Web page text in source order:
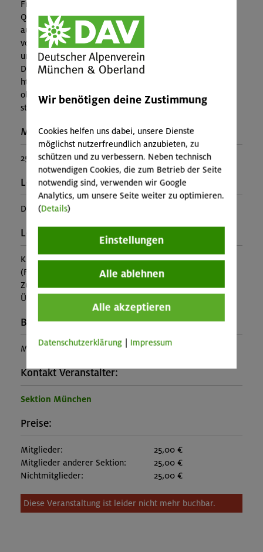
Freimann. Registrierungsschluss: 9:00 Uhr Start der
Qualifikation: ca. 9:30 Uhr Das Reglement befindet sich
auf der Website. Bitte registrieren Sie sich einmalig
vor Wettkampfbeginn für die Kletterverbundanlagen
unter www.verbundklettern.de/registrierung Weitere
Details gibts auf unserer Website:
https://www.alpenverein-muenchen-
oberland.de/events/oberlandcup/muenchner-
stadtmeisterschaft
Maximale Teilnehmerzahl:
25
Leiter*in:
DAV Veranstaltungsleiter
Leistung:
Kursleitung
(Falls nicht in den Leistungen inbegriffen, fallen
Zusatzkosten für z.B. An- und Abreise, Verpflegung,
Übernachtung oder Skipass an.)
Buchungscode:
MUC-26-1298
Kontakt Veranstalter:
Sektion München
Preise:
Mitglieder:
25,00 €
Mitglieder anderer Sektion:
25,00 €
Nichtmitglieder:
25,00 €
Diese Veranstaltung ist leider nicht mehr buchbar.
Wir benötigen deine Zustimmung
Cookies helfen uns dabei, unsere Dienste
möglichst nutzerfreundlich anzubieten, zu
schützen und zu verbessern. Neben technisch
notwendigen Cookies, die zum Betrieb der Seite
notwendig sind, verwenden wir Google
Analytics, um unsere Seite weiter zu optimieren.
(Details)
Einstellungen
Alle ablehnen
Alle akzeptieren
Datenschutzerklärung Impressum